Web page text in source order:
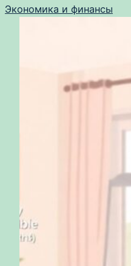
Экономика и финансы